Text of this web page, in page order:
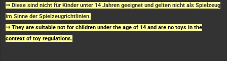
⇒ Diese sind nicht für Kinder unter 14 Jahren geeignet und gelten nicht als Spielzeug
im Sinne der Spielzeugrichtlinien.
⇒ They are suitable not for children under the age of 14 and are no toys in the
context of toy regulations.